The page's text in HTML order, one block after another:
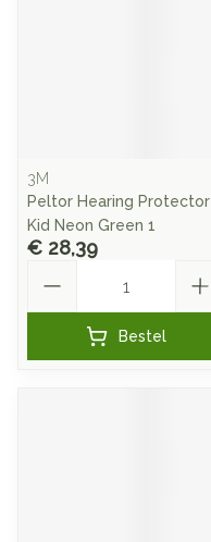
3M
Peltor Hearing Protector
Kid Neon Green 1
€ 28,39
Bestel